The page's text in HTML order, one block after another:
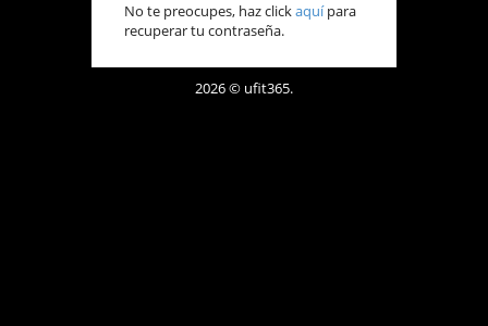
No te preocupes, haz clickaquípara
recuperar tu contraseña.
2026 © ufit365.